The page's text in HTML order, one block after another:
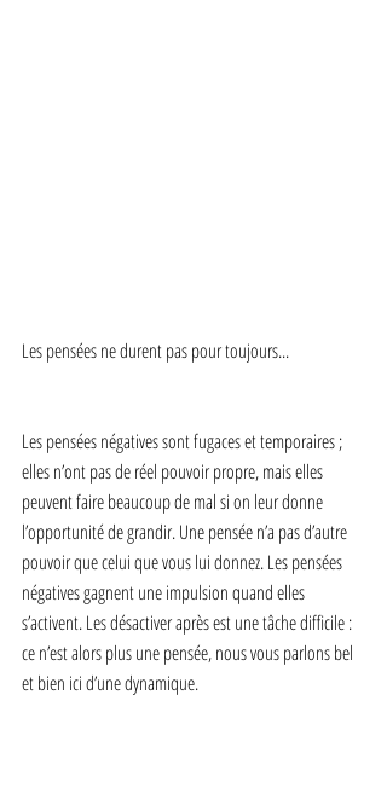
Les pensées ne durent pas pour toujours...
Les pensées négatives sont fugaces et temporaires ;
elles n’ont pas de réel pouvoir propre, mais elles
peuvent faire beaucoup de mal si on leur donne
l’opportunité de grandir. Une pensée n’a pas d’autre
pouvoir que celui que vous lui donnez. Les pensées
négatives gagnent une impulsion quand elles
s’activent. Les désactiver après est une tâche difficile :
ce n’est alors plus une pensée, nous vous parlons bel
et bien ici d’une dynamique.